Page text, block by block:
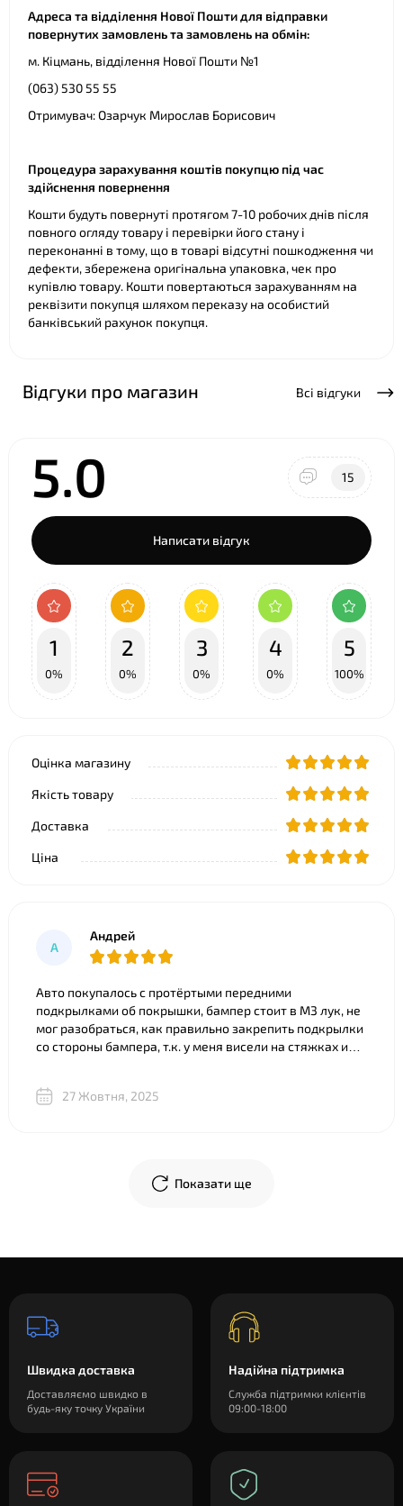
Адреса та відділення Нової Пошти для відправки
повернутих замовлень та замовлень на обмін:
м. Кіцмань, відділення Нової Пошти №1
(063) 530 55 55
Отримувач: Озарчук Мирослав Борисович
Процедура зарахування коштів покупцю під час
здійснення повернення
Кошти будуть повернуті протягом 7-10 робочих днів після
повного огляду товару і перевірки його стану і
переконанні в тому, що в товарі відсутні пошкодження чи
дефекти, збережена оригінальна упаковка, чек про
купівлю товару. Кошти повертаються зарахуванням на
реквізити покупця шляхом переказу на особистий
банківський рахунок покупця.
Відгуки про магазин Всі відгуки
5.0 15
Написати відгук
1
0%
2
0%
3
0%
4
0%
5
100%
Оцінка магазину
Якість товару
Доставка
Ціна
А
Андрей
Авто покупалось с протёртыми передними
подкрылками об покрышки, бампер стоит в M3 лук, не
мог разобраться, как правильно закрепить подкрылки
со стороны бампера, т.к. у меня висели на стяжках и
объяснили, показали разницу между двумя почти
27 Жовтня, 2025
Показати ще
Швидка доставка
Доставляємо швидко в
будь-яку точку України
Надійна підтримка
Служба підтримки клієнтів
09:00-18:00